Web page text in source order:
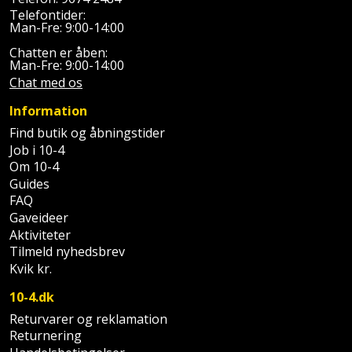
Slibemaskine
Sømpistol
Sømpistoltilbehør
Spånsuger
Stiftepistol
Stiksav
Stiksavsklinge
Støvblæser
Støvsugertilbehør
Varmepumpeskjuler
Velux
gardin
Telefontider:
Man-Fre: 9:00-14:00
Chatten er åben:
Man-Fre: 9:00-14:00
Chat med os
Information
Find butik og åbningstider
Job i 10-4
Om 10-4
Guides
FAQ
Gaveideer
Aktiviteter
Tilmeld nyhedsbrev
Kvik kr.
10-4.dk
Returvarer og reklamation
Returnering